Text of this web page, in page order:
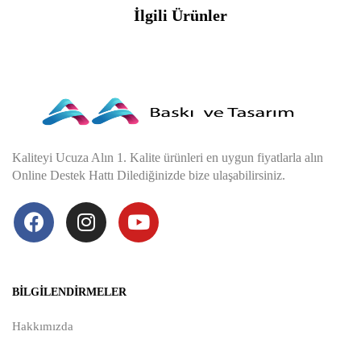
İlgili Ürünler
Kaliteyi Ucuza Alın 1. Kalite ürünleri en uygun fiyatlarla alın
Online Destek Hattı Dilediğinizde bize ulaşabilirsiniz.
BILGILENDIRMELER
Hakkımızda